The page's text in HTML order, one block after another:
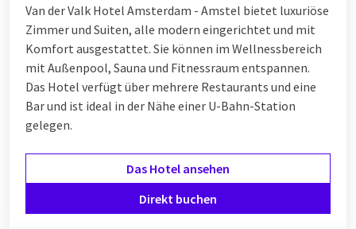
Van der Valk Hotel Amsterdam - Amstel bietet luxuriöse
Zimmer und Suiten, alle modern eingerichtet und mit
Komfort ausgestattet. Sie können im Wellnessbereich
mit Außenpool, Sauna und Fitnessraum entspannen.
Das Hotel verfügt über mehrere Restaurants und eine
Bar und ist ideal in der Nähe einer U-Bahn-Station
gelegen.
Das Hotel ansehen
Direkt buchen